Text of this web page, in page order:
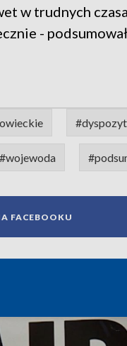
w trudnych
-
#wojewoda
FACEBOOKU